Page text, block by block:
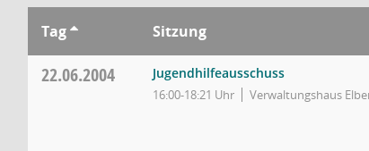
Tag Sitzung
22.06.2004 Jugendhilfeausschuss
16:00-18:21 Uhr Verwaltungshaus